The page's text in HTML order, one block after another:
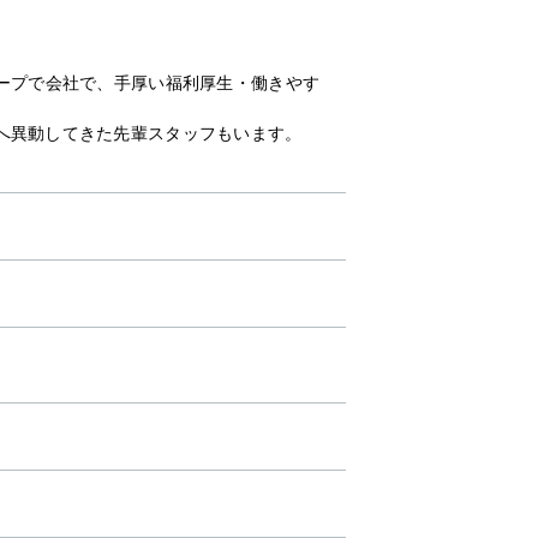
で会社で、手厚い福利厚生・働きやす
動してきた先輩スタッフもいます。